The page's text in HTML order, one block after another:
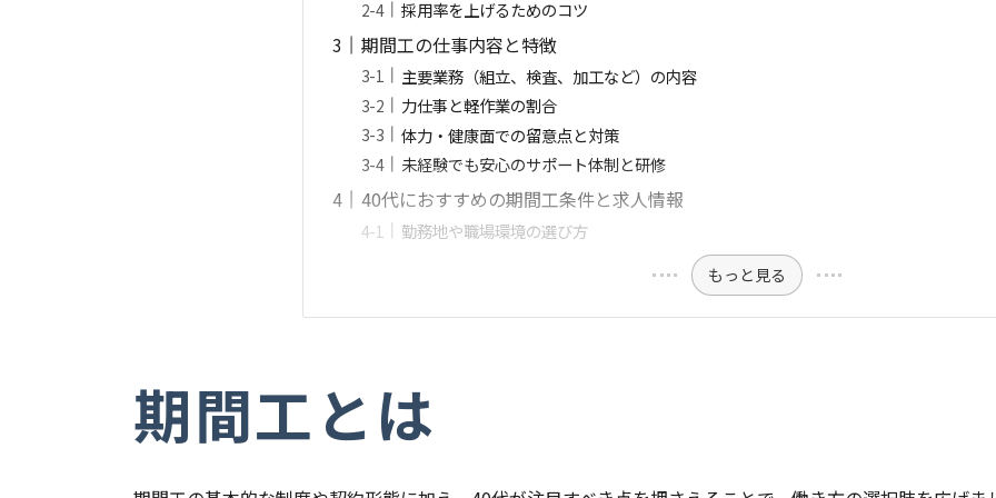
採用率を上げるためのコツ
期間工の仕事内容と特徴
主要業務（組立、検査、加工など）の内容
力仕事と軽作業の割合
体力・健康面での留意点と対策
未経験でも安心のサポート体制と研修
40代におすすめの期間工条件と求人情報
勤務地や職場環境の選び方
もっと見る
期間工とは